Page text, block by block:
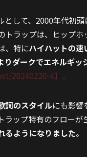
として、2000年代初
トラップは、ヒップ
、特にハイハットの速
りダークでエネルギッ
20240220-4】。
詞のスタイルにも影響
ップ特有のフロー
るようになりました。